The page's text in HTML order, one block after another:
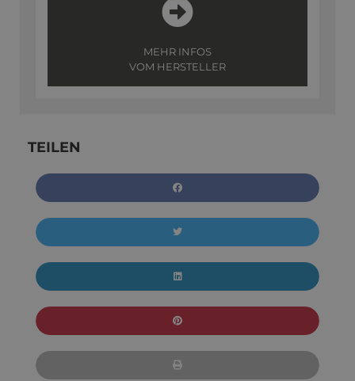
MEHR INFOS
VOM HERSTELLER
TEILEN